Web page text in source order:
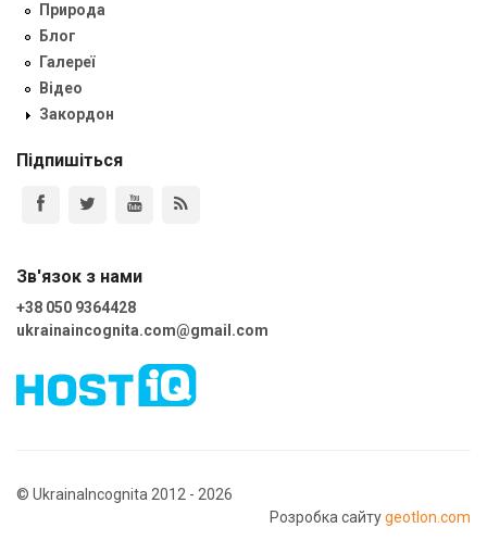
Природа
Блог
Галереї
Відео
Закордон
Підпишіться
Зв'язок з нами
+38 050 9364428
ukrainaincognita.com@gmail.com
© UkrainaIncognita 2012 - 2026
Розробка сайтуgeotlon.com